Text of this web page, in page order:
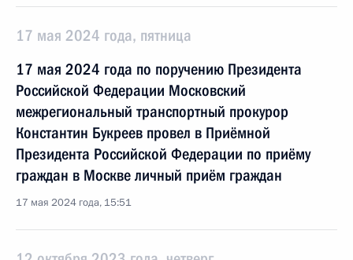
17 мая 2024 года, пятница
17 мая 2024 года по поручению Президента
Российской Федерации Московский
межрегиональный транспортный прокурор
Константин Букреев провел в Приёмной
Президента Российской Федерации по приёму
граждан в Москве личный приём граждан
17 мая 2024 года, 15:51